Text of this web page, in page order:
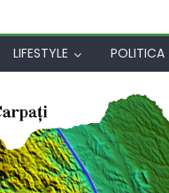
LIFESTYLE POLITICA